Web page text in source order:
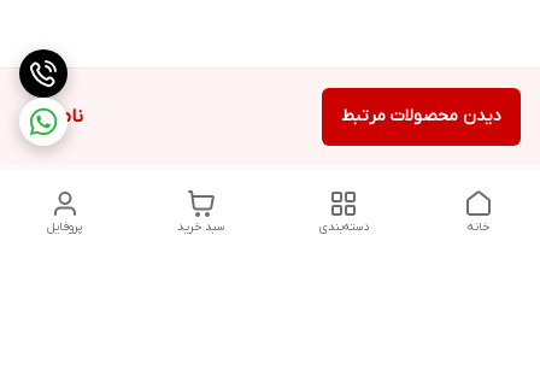
ناموجود دیدن محصولات مرتبط
پروفایل سبد خرید دسته‌بندی خانه